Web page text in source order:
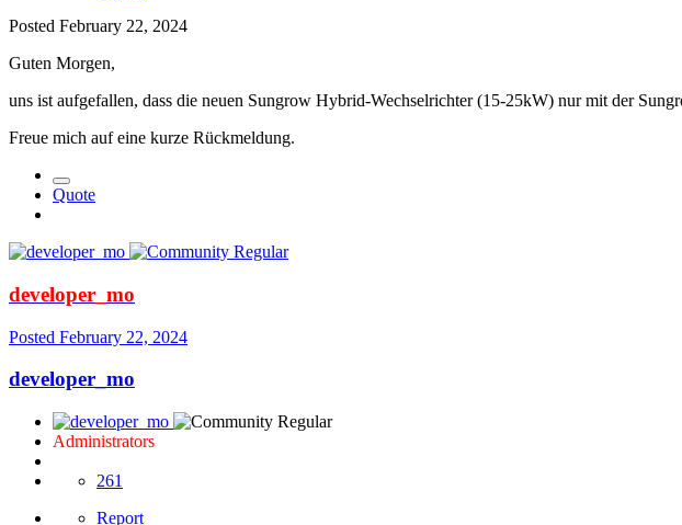
Posted February 22, 2024
Guten Morgen,
uns ist aufgefallen, dass die neuen Sungrow Hybrid-Wechselrichter (15-25kW) nur mit der
Freue mich auf eine kurze Rückmeldung.
Quote
developer_mo
Posted February 22, 2024
developer_mo
Administrators
261
Report